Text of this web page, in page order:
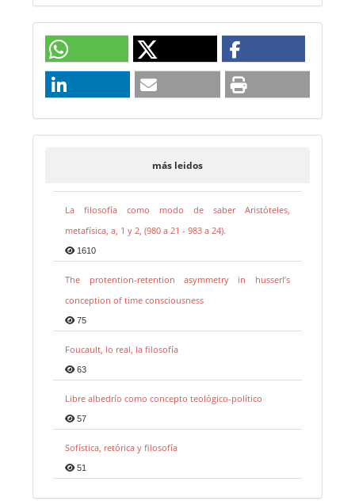
más leidos
La filosofía como modo de saber Aristóteles,
metafísica, a, 1 y 2, (980 a 21 - 983 a 24).
1610
The protention-retention asymmetry in husserl’s
conception of time consciousness
75
Foucault, lo real, la filosofía
63
Libre albedrío como concepto teológico-político
57
Sofística, retórica y filosofía
51